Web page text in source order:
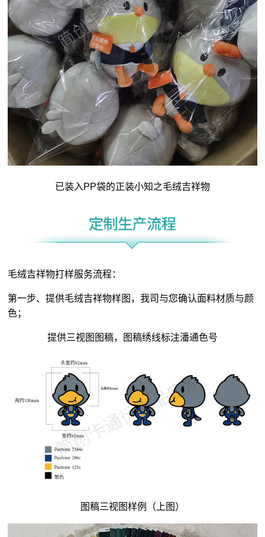
已装入PP袋的正装小知之毛绒吉祥物
毛绒吉祥物打样服务流程：
第一步、提供毛绒吉祥物样图，我司与您确认面料材质与颜
色；
提供三视图图稿，图稿绣线标注潘通色号
图稿三视图样例（上图）